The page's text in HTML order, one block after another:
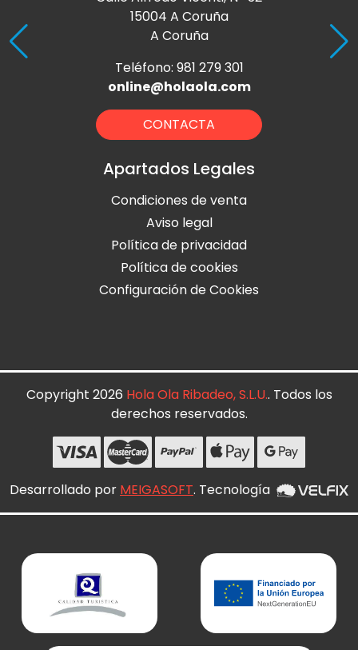
15004 A Coruña
A Coruña
Teléfono: 981 279 301
online@holaola.com
CONTACTA
Apartados Legales
Condiciones de venta
Aviso legal
Política de privacidad
Política de cookies
Configuración de Cookies
Copyright 2026 Hola Ola Ribadeo, S.L.U.. Todos los
derechos reservados.
Desarrollado por MEIGASOFT. Tecnología